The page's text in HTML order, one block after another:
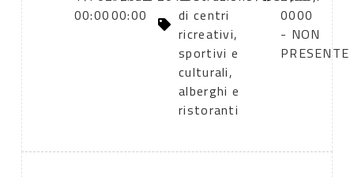
00:0000:00
di centri
ricreativi,
sportivi e
culturali,
alberghi e
ristoranti
0000
- NON
PRESENTE